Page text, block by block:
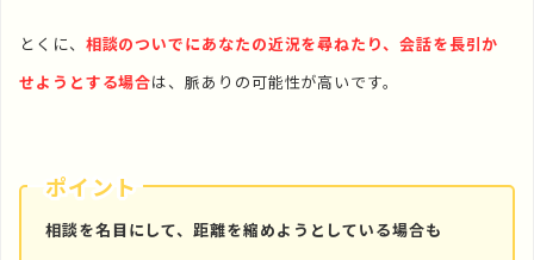
とくに、 相談のついでにあなたの近況を尋ねたり、会話を長引か
せようとする場合は、脈ありの可能性が高いです。
ポイント
相談を名目にして、距離を縮めようとしている場合も